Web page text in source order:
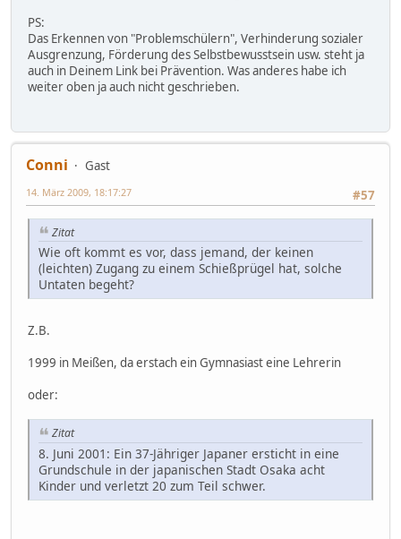
PS:
Das Erkennen von "Problemschülern", Verhinderung sozialer
Ausgrenzung, Förderung des Selbstbewusstsein usw. steht ja
auch in Deinem Link bei Prävention. Was anderes habe ich
weiter oben ja auch nicht geschrieben.
Conni
Gast
#57
14. März 2009, 18:17:27
Zitat
Wie oft kommt es vor, dass jemand, der keinen
(leichten) Zugang zu einem Schießprügel hat, solche
Untaten begeht?
Z.B.
1999 in Meißen, da erstach ein Gymnasiast eine Lehrerin
oder:
Zitat
8. Juni 2001: Ein 37-Jähriger Japaner ersticht in eine
Grundschule in der japanischen Stadt Osaka acht
Kinder und verletzt 20 zum Teil schwer.